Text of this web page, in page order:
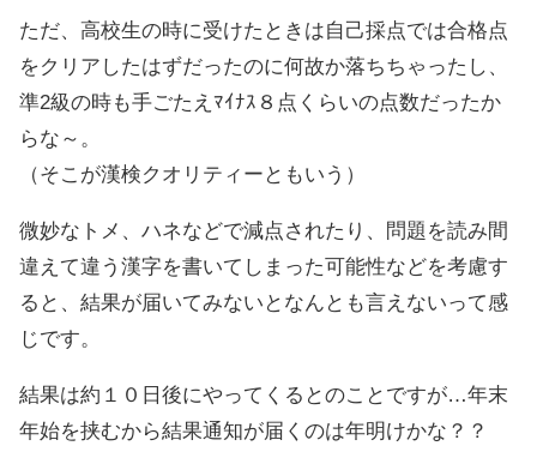
ただ、高校生の時に受けたときは自己採点では合格点
をクリアしたはずだったのに何故か落ちちゃったし、
準2級の時も手ごたえﾏｲﾅｽ８点くらいの点数だったか
らな～。
（そこが漢検クオリティーともいう）
微妙なトメ、ハネなどで減点されたり、問題を読み間
違えて違う漢字を書いてしまった可能性などを考慮す
ると、結果が届いてみないとなんとも言えないって感
じです。
結果は約１０日後にやってくるとのことですが…年末
年始を挟むから結果通知が届くのは年明けかな？？